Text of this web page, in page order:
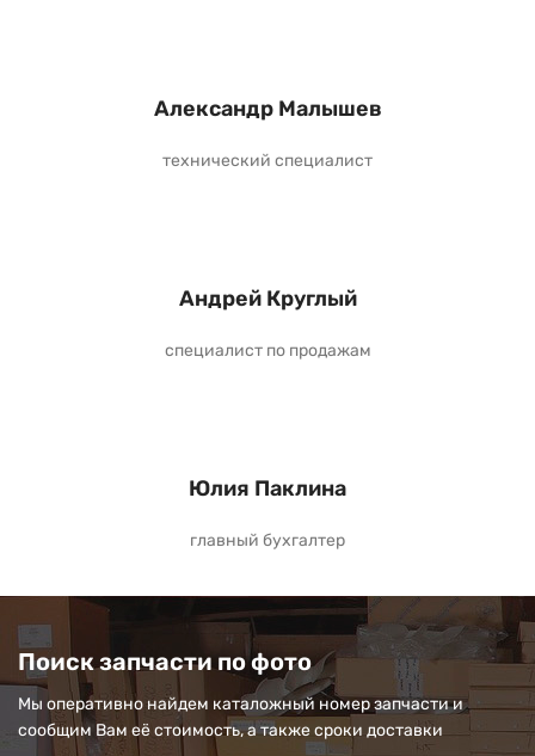
Александр Малышев
технический специалист
Андрей Круглый
специалист по продажам
Юлия Паклина
главный бухгалтер
Поиск запчасти по фото
Мы оперативно найдем каталожный номер запчасти и
сообщим Вам её стоимость, а также сроки доставки